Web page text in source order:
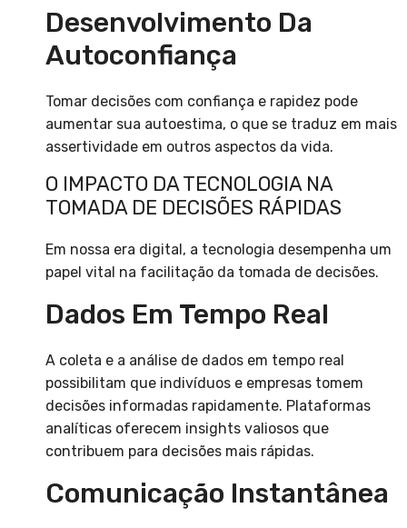
Desenvolvimento Da
Autoconfiança
Tomar decisões com confiança e rapidez pode
aumentar sua autoestima, o que se traduz em mais
assertividade em outros aspectos da vida.
O IMPACTO DA TECNOLOGIA NA
TOMADA DE DECISÕES RÁPIDAS
Em nossa era digital, a tecnologia desempenha um
papel vital na facilitação da tomada de decisões.
Dados Em Tempo Real
A coleta e a análise de dados em tempo real
possibilitam que indivíduos e empresas tomem
decisões informadas rapidamente. Plataformas
analíticas oferecem insights valiosos que
contribuem para decisões mais rápidas.
Comunicação Instantânea